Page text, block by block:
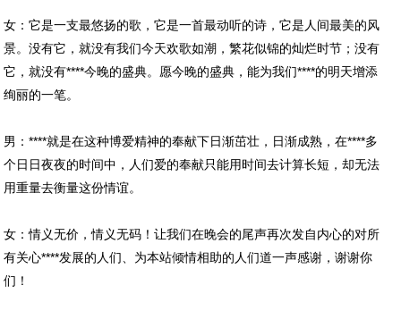
女：它是一支最悠扬的歌，它是一首最动听的诗，它是人间最美的风
景。没有它，就没有我们今天欢歌如潮，繁花似锦的灿烂时节；没有
它，就没有****今晚的盛典。愿今晚的盛典，能为我们****的明天增添
绚丽的一笔。
男：****就是在这种博爱精神的奉献下日渐茁壮，日渐成熟，在****多
个日日夜夜的时间中，人们爱的奉献只能用时间去计算长短，却无法
用重量去衡量这份情谊。
女：情义无价，情义无码！让我们在晚会的尾声再次发自内心的对所
有关心****发展的人们、为本站倾情相助的人们道一声感谢，谢谢你
们！